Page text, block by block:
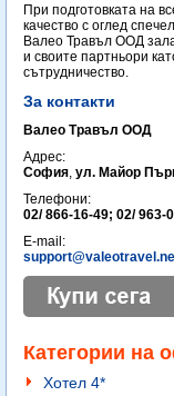
При подготовката на
качество с оглед
Валео Травъл ООД
и своите партньори
сътрудничество.
За контакти
Валео Травъл ООД
Адрес:
София, ул. Майор
Телефони:
02/ 866-16-49; 02/ 963-
E-mail:
Категории на
Хотел 4*